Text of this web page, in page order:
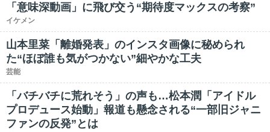
「意味深動画」に飛び交う“期待度マックスの考察”
イケメン
山本里菜「離婚発表」のインスタ画像に秘められ
た“ほぼ誰も気がつかない”細やかな工夫
芸能
「バチバチに荒れそう」の声も…松本潤「アイドル
プロデュース始動」報道も懸念される“一部旧ジャニ
ファンの反発”とは